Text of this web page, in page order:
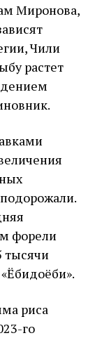
Миронова,
Чили
растет
форели
тысячи
риса
го